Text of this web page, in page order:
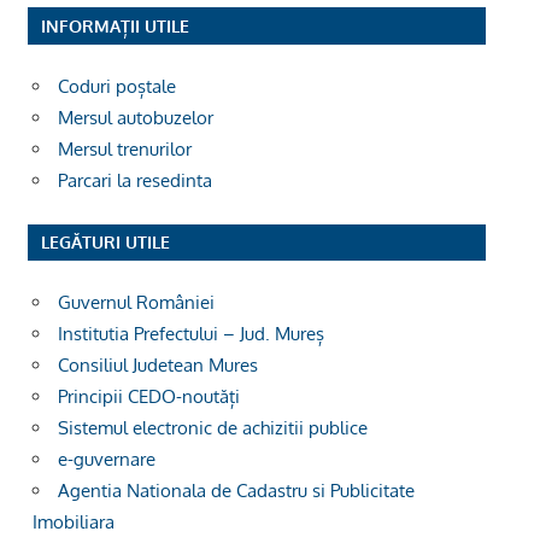
INFORMAȚII UTILE
Coduri poștale
Mersul autobuzelor
Mersul trenurilor
Parcari la resedinta
LEGĂTURI UTILE
Guvernul României
Institutia Prefectului – Jud. Mureș
Consiliul Judetean Mures
Principii CEDO-noutăți
Sistemul electronic de achizitii publice
e-guvernare
Agentia Nationala de Cadastru si Publicitate
Imobiliara